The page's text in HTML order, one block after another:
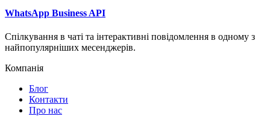
WhatsApp Business API
Спілкування в чаті та інтерактивні повідомлення в одному з
найпопулярніших месенджерів.
Компанія
Блог
Контакти
Про нас